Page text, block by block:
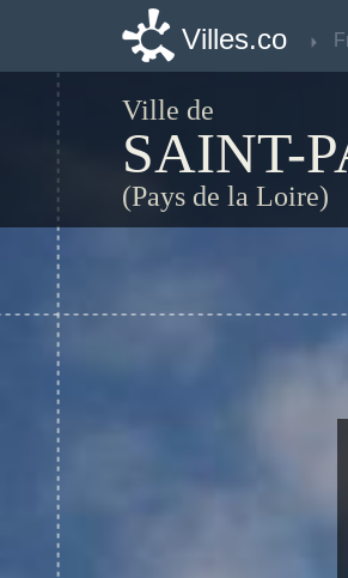
Villes.co
Ville de
SAINT-
(Pays de la Loire)
Villes.co